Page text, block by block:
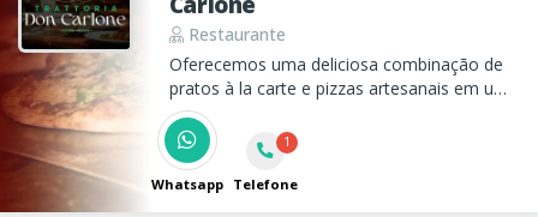
Restaurante
Oferecemos uma deliciosa combinação de
pratos à la carte e pizzas artesanais em um
ambiente acolhedor e ingredientes frescos.
Venha nos conhecer ou peça através de
nosso Delivery.
Whatsapp
1
Telefone